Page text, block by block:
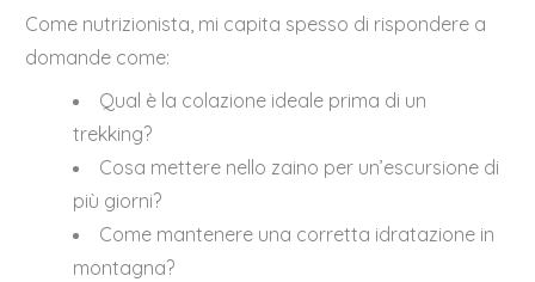
Come nutrizionista, mi capita spesso di rispondere a
domande come:
Qual è la colazione ideale prima di un
trekking?
Cosa mettere nello zaino per un’escursione di
più giorni?
Come mantenere una corretta idratazione in
montagna?